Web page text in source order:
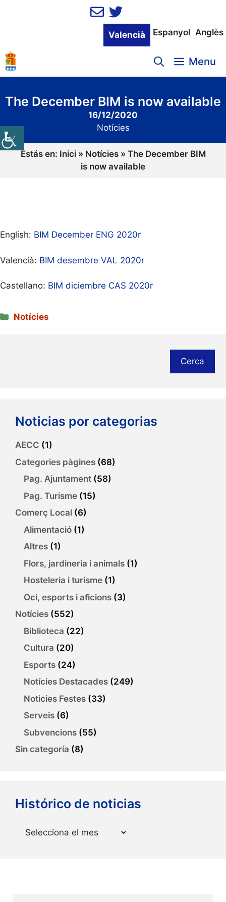
Valencià Espanyol Anglès
Menu
The December BIM is now available
16/12/2020
Notícies
Estás en: Inici» Notícies» The December BIM
is now available
English: BIM December ENG 2020r
Valencià: BIM desembre VAL 2020r
Castellano: BIM diciembre CAS 2020r
Categories
Notícies
Cerca
Noticias por categorias
AECC (1)
Categories pàgines (68)
Pag. Ajuntament (58)
Pag. Turisme (15)
Comerç Local (6)
Alimentació (1)
Altres (1)
Flors, jardineria i animals (1)
Hosteleria i turisme (1)
Oci, esports i aficions (3)
Notícies (552)
Biblioteca (22)
Cultura (20)
Esports (24)
Notícies Destacades (249)
Noticies Festes (33)
Serveis (6)
Subvencions (55)
Sin categoría (8)
Histórico de noticias
Arxius